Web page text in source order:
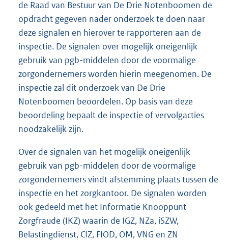
de Raad van Bestuur van De Drie Notenboomen de
opdracht gegeven nader onderzoek te doen naar
deze signalen en hierover te rapporteren aan de
inspectie. De signalen over mogelijk oneigenlijk
gebruik van pgb-middelen door de voormalige
zorgondernemers worden hierin meegenomen. De
inspectie zal dit onderzoek van De Drie
Notenboomen beoordelen. Op basis van deze
beoordeling bepaalt de inspectie of vervolgacties
noodzakelijk zijn.
Over de signalen van het mogelijk oneigenlijk
gebruik van pgb-middelen door de voormalige
zorgondernemers vindt afstemming plaats tussen de
inspectie en het zorgkantoor. De signalen worden
ook gedeeld met het Informatie Knooppunt
Zorgfraude (IKZ) waarin de IGZ, NZa, iSZW,
Belastingdienst, CIZ, FIOD, OM, VNG en ZN